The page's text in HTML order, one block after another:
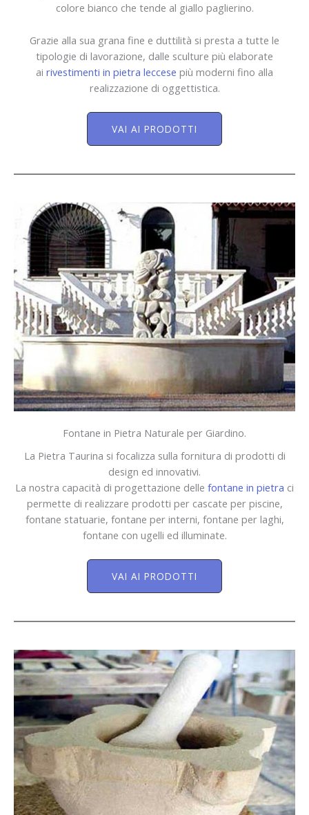
colore bianco che tende al giallo paglierino.
Grazie alla sua grana fine e duttilità si presta a tutte le
tipologie di lavorazione, dalle sculture più elaborate
ai rivestimenti in pietra leccese più moderni fino alla
realizzazione di oggettistica.
VAI AI PRODOTTI
Fontane in Pietra Naturale per Giardino.
La Pietra Taurina si focalizza sulla fornitura di prodotti di
design ed innovativi.
La nostra capacità di progettazione delle fontane in pietra ci
permette di realizzare prodotti per cascate per piscine,
fontane statuarie, fontane per interni, fontane per laghi,
fontane con ugelli ed illuminate.
VAI AI PRODOTTI